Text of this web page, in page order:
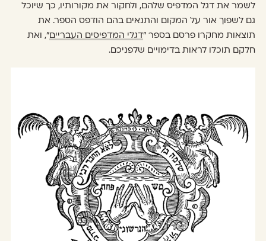
לשמר את דגל המדפיס שלהם, ולחקור את מקורותיו, כך שיוכל
גם לשפוך אור על המקום והתנאים בהם הודפס הספר. את
תוצאות מחקרו פרסם בספר ״דגלי המדפיסים העבריים״, ואת
חלקם תוכלו לראות בדימויים שלפניכם.